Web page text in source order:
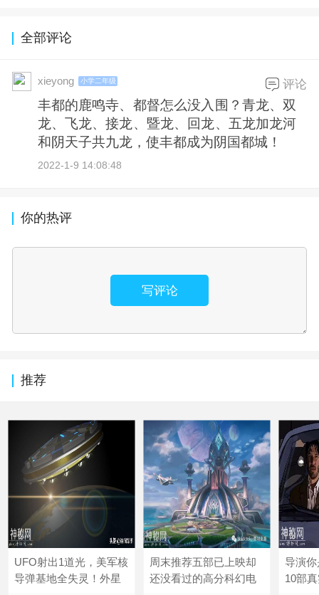
全部评论
xieyong 小学二年级
丰都的鹿鸣寺、都督怎么没入围？青龙、双
龙、飞龙、接龙、暨龙、回龙、五龙加龙河
和阴天子共九龙，使丰都成为阴国都城！
2022-1-9 14:08:48
评论
你的热评
写评论
推荐
UFO射出1道光，美军核
导弹基地全失灵！外星
周末推荐五部已上映却
还没看过的高分科幻电
导演
10部